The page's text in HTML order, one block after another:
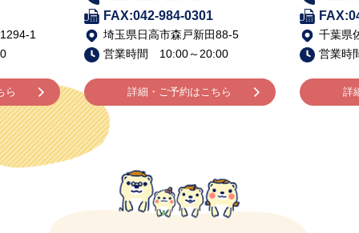
1
ら
FAX:042-984-0301
埼玉県日高市森戸新田88-5
営業時間 10:00～20:00
詳細・ご予約はこちら
千葉県
営業時
詳